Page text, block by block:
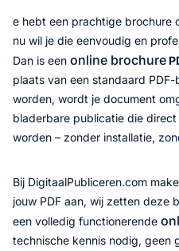
e hebt een prachtige brochure
nu wil je die eenvoudig en
Dan is een online brochure
plaats van een standaard
worden, wordt je document
bladerbare publicatie die
worden – zonder installatie,
Bij DigitaalPubliceren.com
jouw PDF aan, wij zetten deze
een volledig functionerende
technische kennis nodig, geen